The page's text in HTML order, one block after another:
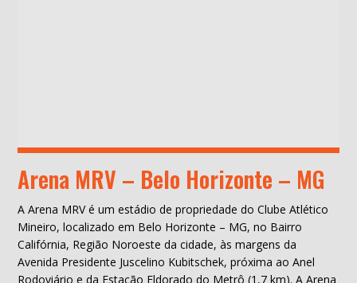
Arena MRV – Belo Horizonte – MG
A Arena MRV é um estádio de propriedade do Clube Atlético
Mineiro, localizado em Belo Horizonte – MG, no Bairro
Califórnia, Região Noroeste da cidade, às margens da
Avenida Presidente Juscelino Kubitschek, próxima ao Anel
Rodoviário e da Estação Eldorado do Metrô (1,7 km). A Arena